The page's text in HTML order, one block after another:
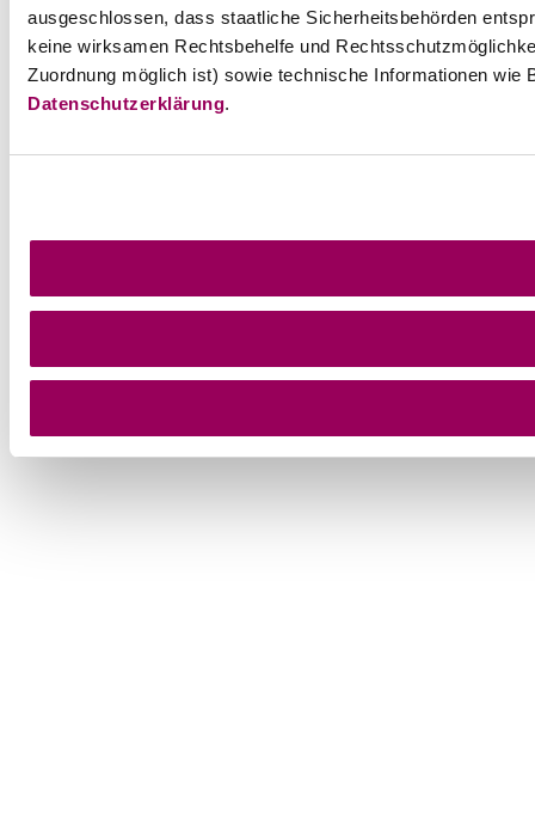
ausgeschlossen, dass staatliche Sicherheitsbehörden
keine wirksamen Rechtsbehelfe und
Zuordnung möglich ist) sowie technische Informationen
Datenschutzerklärung.